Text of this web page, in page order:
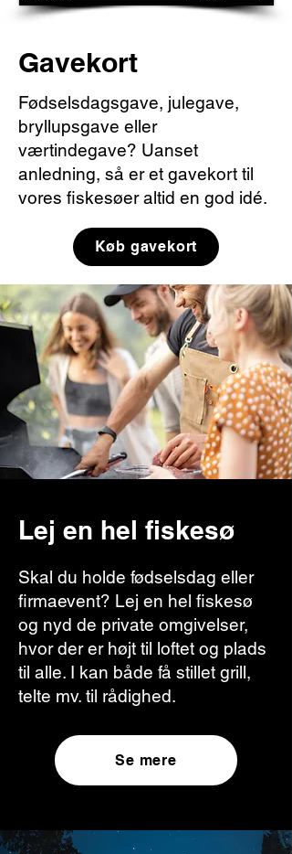
Gavekort
Fødselsdagsgave, julegave,
bryllupsgave eller
værtindegave? Uanset
anledning, så er et gavekort til
vores fiskesøer altid en god idé. ​
Køb gavekort
Lej en hel fiskesø
Skal du holde fødselsdag eller
firmaevent? Lej en hel fiskesø
og nyd de private omgivelser,
hvor der er højt til loftet og plads
til alle. I kan både få stillet grill,
telte mv. til rådighed.
Se mere